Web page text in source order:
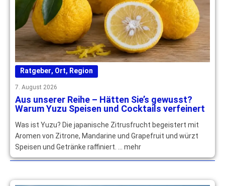
Ratgeber, Ort, Region
7. August 2026
Aus unserer Reihe – Hätten Sie’s gewusst?
Warum Yuzu Speisen und Cocktails verfeinert
Was ist Yuzu? Die japanische Zitrusfrucht begeistert mit
Aromen von Zitrone, Mandarine und Grapefruit und würzt
Speisen und Getränke raffiniert. … mehr